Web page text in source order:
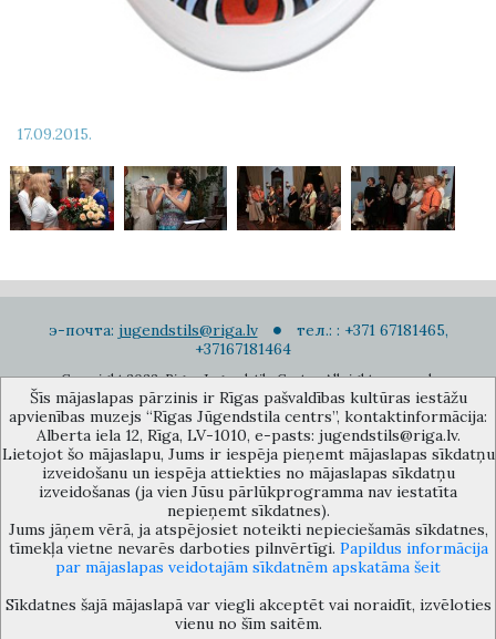
17.09.2015.
э-почта: jugendstils@riga.lv
тел.: : +371 67181465,
+37167181464
Copyright 2022. Rigas Jugendstila Centrs. All right reserved.
Подписаться на новости
Музей объединения культурных учереждений Рижского
самоуправления «Рижский центр югендстиля», улица Альберта 12,
Рига, LV 1010, Латвия (дверной код: 12), jugendstils@riga.lv
Šīs mājaslapas pārzinis ir Rīgas pašvaldības kultūras iestāžu
apvienības muzejs “Rīgas Jūgendstila centrs”, kontaktinformācija:
Alberta iela 12, Rīga, LV-1010, e-pasts: jugendstils@riga.lv.
Lietojot šo mājaslapu, Jums ir iespēja pieņemt mājaslapas sīkdatņu
izveidošanu un iespēja attiekties no mājaslapas sīkdatņu
izveidošanas (ja vien Jūsu pārlūkprogramma nav iestatīta
nepieņemt sīkdatnes).
Jums jāņem vērā, ja atspējosiet noteikti nepieciešamās sīkdatnes,
tīmekļa vietne nevarēs darboties pilnvērtīgi. Papildus informācija
par mājaslapas veidotajām sīkdatnēm apskatāma šeit
Sīkdatnes šajā mājaslapā var viegli akceptēt vai noraidīt, izvēloties
vienu no šīm saitēm.